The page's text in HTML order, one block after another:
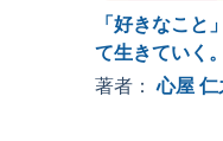
で唯一のスタ
本書では、科
付かせる「仕
「好きなこと
て生きていく。
著者：心屋